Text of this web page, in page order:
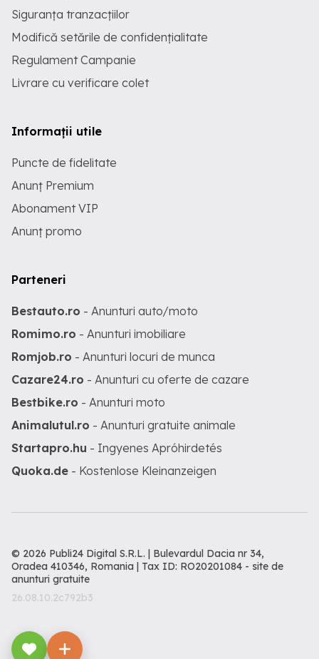
Siguranța tranzacțiilor
Modifică setările de confidențialitate
Regulament Campanie
Livrare cu verificare colet
Informații utile
Puncte de fidelitate
Anunț Premium
Abonament VIP
Anunț promo
Parteneri
Bestauto.ro - Anunturi auto/moto
Romimo.ro - Anunturi imobiliare
Romjob.ro - Anunturi locuri de munca
Cazare24.ro - Anunturi cu oferte de cazare
Bestbike.ro - Anunturi moto
Animalutul.ro - Anunturi gratuite animale
Startapro.hu - Ingyenes Apróhirdetés
Quoka.de - Kostenlose Kleinanzeigen
© 2026 Publi24 Digital S.R.L. | Bulevardul Dacia nr 34,
Oradea 410346, Romania | Tax ID: RO20201084 - site de
anunturi gratuite
26.08.10.2c792b3